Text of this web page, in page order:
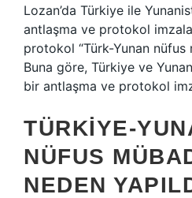
Lozan’da Türkiye ile
antlaşma ve protokol
protokol “Türk-Yunan
Buna göre, Türkiye ve
bir antlaşma ve protokol
TÜRKIYE-
NÜFUS
NEDEN